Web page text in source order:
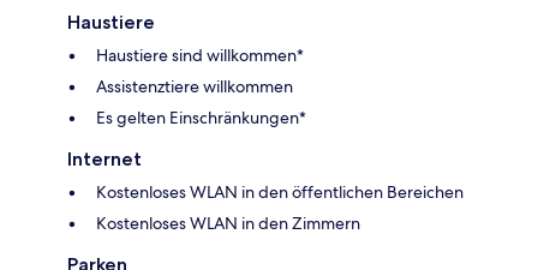
Haustiere
Haustiere sind willkommen*
Assistenztiere willkommen
Es gelten Einschränkungen*
Internet
Kostenloses WLAN in den öffentlichen Bereichen
Kostenloses WLAN in den Zimmern
Parken